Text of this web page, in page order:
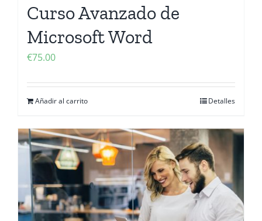
Curso Avanzado de
Microsoft Word
€75.00
Añadir al carrito Detalles